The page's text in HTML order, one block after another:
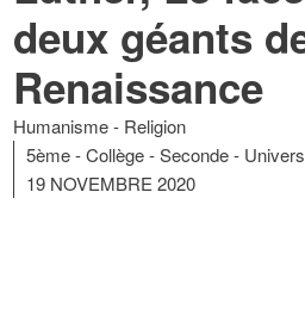
deux géants
Renaissance
Humanisme
Religion
5ème
Collège Seconde
19 NOVEMBRE 2020